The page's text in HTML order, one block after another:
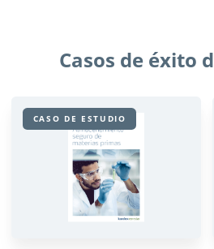
Casos de éxito
CASO DE ESTUDIO